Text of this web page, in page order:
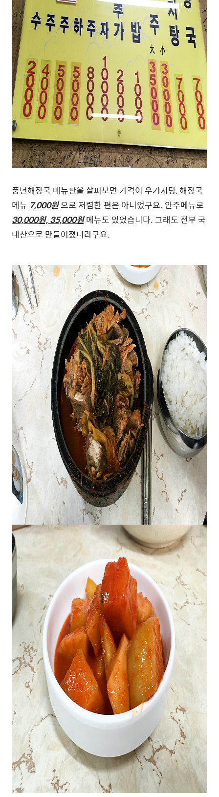
풍년해장국 메뉴판을 살펴보면 가격이 우거지탕, 해장국
메뉴 7,000원으로 저렴한 편은 아니었구요. 안주메뉴로
30,000원, 35,000원메뉴도 있었습니다. 그래도 전부 국
내산으로 만들어졌더라구요.